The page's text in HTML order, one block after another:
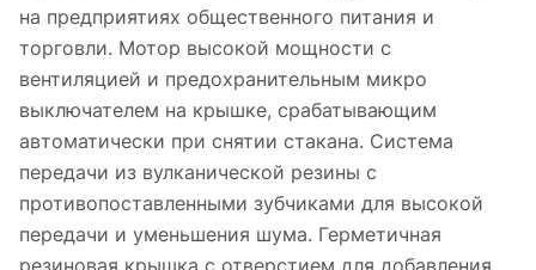
на предприятиях общественного питания и
торговли. Мотор высокой мощности с
вентиляцией и предохранительным микро
выключателем на крышке, срабатывающим
автоматически при снятии стакана. Система
передачи из вулканической резины с
противопоставленными зубчиками для высокой
передачи и уменьшения шума. Герметичная